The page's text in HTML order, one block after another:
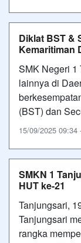
Diklat BST &
Kemaritiman
SMK Negeri 1
lainnya di
(BST) dan
15/09/2025
SMKN 1
HUT ke-21
Tanjungsari,
Tanjungsari
rangka